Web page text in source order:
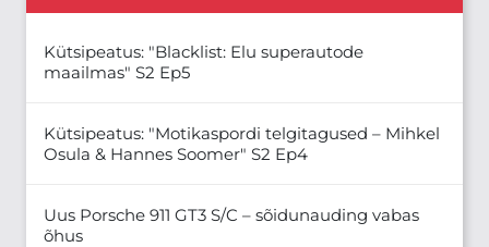
Kütsipeatus: "Blacklist: Elu superautode
maailmas" S2 Ep5
Kütsipeatus: "Motikaspordi telgitagused – Mihkel
Osula & Hannes Soomer" S2 Ep4
Uus Porsche 911 GT3 S/C – sõidunauding vabas
õhus